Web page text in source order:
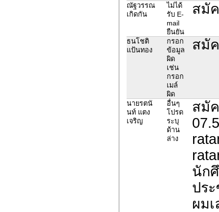
ณัฐวรรณ
เกิดกัน
ไม่ได้
รับ E-
mail
ยืนยัน
สมั
ธนโชติ
แป้นทอง
กรอก
ข้อมูล
ผิด
เช่น
กรอก
เมล์
ผิด
สมั
นายรตนั
นท์ แตง
เจริญ
อื่นๆ
โปรด
ระบุ
ด้าน
ล่าง
สมั
นัก
ปร
ผม